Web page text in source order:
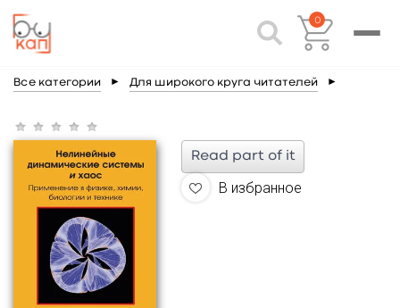
0
Все категории ► Для широкого круга читателей ►
Read part of it
В избранное